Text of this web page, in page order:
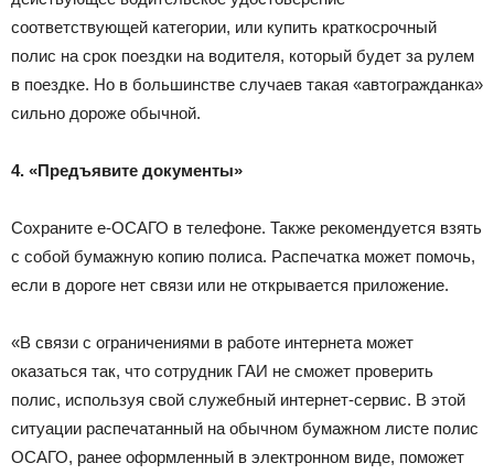
соответствующей категории, или купить краткосрочный
полис на срок поездки на водителя, который будет за рулем
в поездке. Но в большинстве случаев такая «автогражданка»
сильно дороже обычной.
4. «Предъявите документы»
Сохраните e-ОСАГО в телефоне. Также рекомендуется взять
с собой бумажную копию полиса. Распечатка может помочь,
если в дороге нет связи или не открывается приложение.
«В связи с ограничениями в работе интернета может
оказаться так, что сотрудник ГАИ не сможет проверить
полис, используя свой служебный интернет-сервис. В этой
ситуации распечатанный на обычном бумажном листе полис
ОСАГО, ранее оформленный в электронном виде, поможет